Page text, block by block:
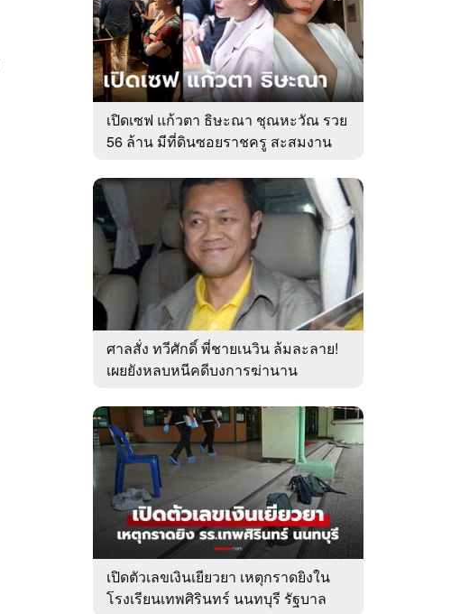
เปิดเซฟ แก้วตา ธิษะณา ชุณหะวัณ รวย
56 ล้าน มีที่ดินซอยราชครู สะสมงาน
ศาลสั่ง ทวีศักดิ์ พี่ชายเนวิน ล้มละลาย!
เผยยังหลบหนีคดีบงการฆ่านาน
เปิดตัวเลขเงินเยียวยา เหตุกราดยิงใน
โรงเรียนเทพศิรินทร์ นนทบุรี รัฐบาล